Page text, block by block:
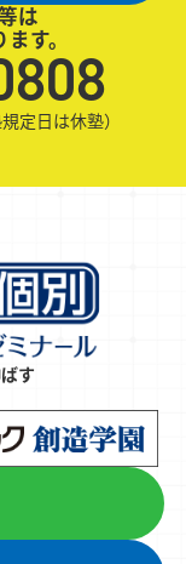
は
す。
定日は休塾）
す